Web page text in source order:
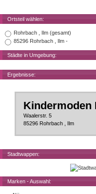
Ortsteil wählen:
Rohrbach , Ilm (gesamt)
85296 Rohrbach , Ilm -
Städte in Umgebung:
Ergebnisse:
Kindermoden
Waalerstr. 5
85296 Rohrbach , Ilm
Stadtwappen:
Marken - Auswahl: